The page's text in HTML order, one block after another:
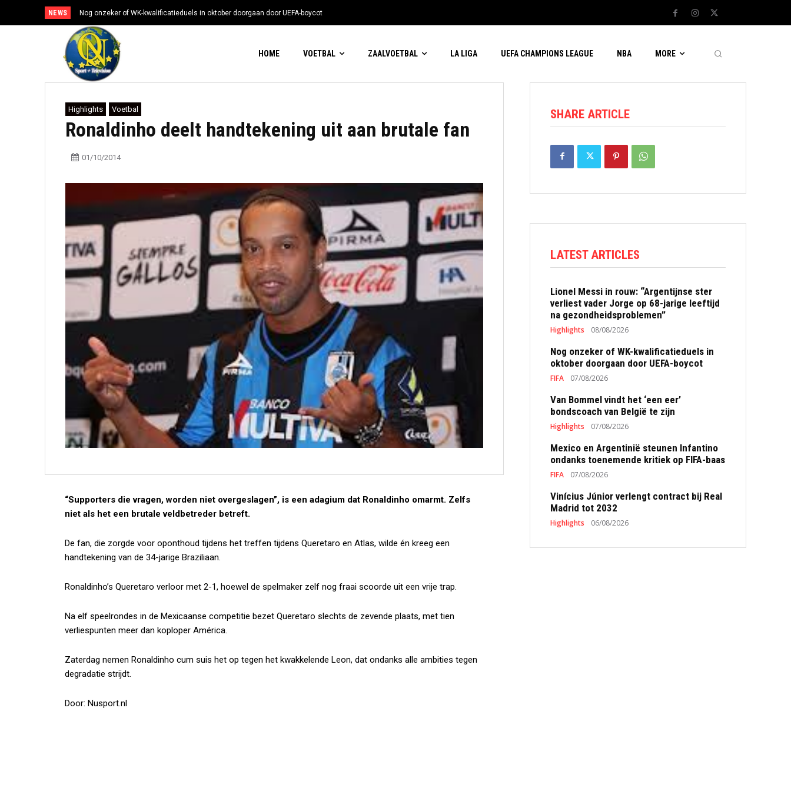
NEWS Nog onzeker of WK-kwalificatieduels in oktober doorgaan door UEFA-boycot
HOME VOETBAL ZAALVOETBAL LA LIGA UEFA CHAMPIONS LEAGUE NBA MORE
Highlights Voetbal
Ronaldinho deelt handtekening uit aan brutale fan
01/10/2014
“Supporters die vragen, worden niet overgeslagen”, is een adagium dat Ronaldinho omarmt. Zelfs
niet als het een brutale veldbetreder betreft.
De fan, die zorgde voor oponthoud tijdens het treffen tijdens Queretaro en Atlas, wilde én kreeg een
handtekening van de 34-jarige Braziliaan.
Ronaldinho’s Queretaro verloor met 2-1, hoewel de spelmaker zelf nog fraai scoorde uit een vrije trap.
Na elf speelrondes in de Mexicaanse competitie bezet Queretaro slechts de zevende plaats, met tien
verliespunten meer dan koploper América.
Zaterdag nemen Ronaldinho cum suis het op tegen het kwakkelende Leon, dat ondanks alle ambities tegen
degradatie strijdt.
Door: Nusport.nl
SHARE ARTICLE
LATEST ARTICLES
Lionel Messi in rouw: “Argentijnse ster
verliest vader Jorge op 68-jarige leeftijd
na gezondheidsproblemen”
Highlights 08/08/2026
Nog onzeker of WK-kwalificatieduels in
oktober doorgaan door UEFA-boycot
FIFA 07/08/2026
Van Bommel vindt het ‘een eer’
bondscoach van België te zijn
Highlights 07/08/2026
Mexico en Argentinië steunen Infantino
ondanks toenemende kritiek op FIFA-baas
FIFA 07/08/2026
Vinícius Júnior verlengt contract bij Real
Madrid tot 2032
Highlights 06/08/2026